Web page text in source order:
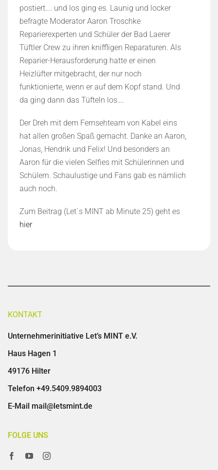
postiert…. und los ging es. Launig und locker
befragte Moderator Aaron Troschke
Reparierexperten und Schüler der Bad Laerer
Tüftler Crew zu ihren kniffligen Reparaturen. Als
Reparier-Herausforderung hatte er einen
Heizlüfter mitgebracht, der nur noch
funktionierte, wenn er auf dem Kopf stand. Und
da ging dann das Tüfteln los….
Der Dreh mit dem Fernsehteam von Kabel eins
hat allen großen Spaß gemacht. Danke an Aaron,
Jonas, Hendrik und Felix! Und besonders an
Aaron für die vielen Selfies mit Schülerinnen und
Schülern. Schaulustige und Fans gab es nämlich
auch noch.
Zum Beitrag (Let´s MINT ab Minute 25) geht es
hier
KONTAKT
Unternehmerinitiative Let’s MINT e.V.
Haus Hagen 1
49176 Hilter
Telefon +49.5409.9894003
E-Mail mail@letsmint.de
FOLGE UNS